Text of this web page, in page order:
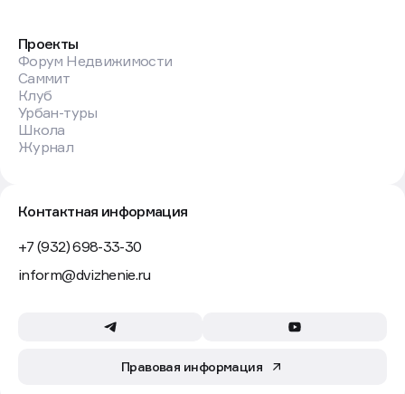
Проекты
Форум Недвижимости
Саммит
Клуб
Урбан-туры
Школа
Журнал
Контактная информация
+7 (932) 698-33-30
inform@dvizhenie.ru
Правовая информация